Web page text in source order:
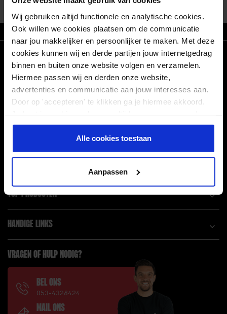
Wij gebruiken altijd functionele en analytische cookies.
Ook willen we cookies plaatsen om de communicatie
naar jou makkelijker en persoonlijker te maken. Met deze
cookies kunnen wij en derde partijen jouw internetgedrag
binnen en buiten onze website volgen en verzamelen.
Hiermee passen wij en derden onze website,
advertenties en communicatie aan jouw interesses aan.
Door op 'accepteren' te klikken ga je hiermee akkoord.
er meer over in onsprivacy beleid.
Alle cookies toestaan
Aanpassen
ZO T/M VR VOOR 21.30 BESTELD, MORGEN IN HUIS
CONNECT WITH US!
Facebook Pinterest
Linkedin Instagram
TOP PRODUCTEN
HANDIGE LINKS
VRAGEN OF HULP NODIG?
BEL ONS
053-4328424
MAIL ONS